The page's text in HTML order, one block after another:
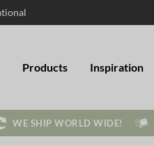
Products Inspiration
WE SHIP WORLD WIDE!